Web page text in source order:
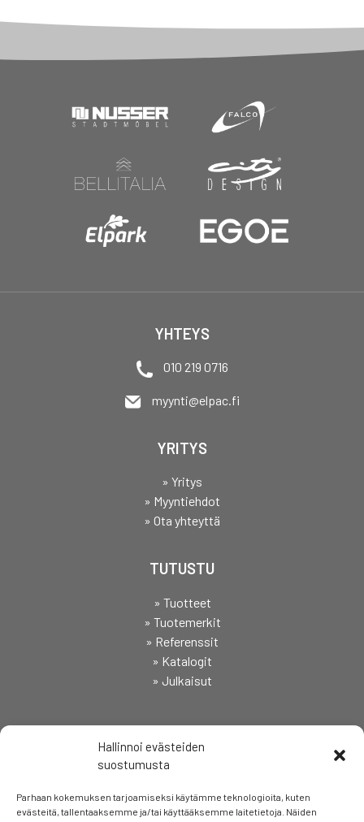
Hallinnoi evästeiden
suostumusta
Parhaan kokemuksen tarjoamiseksi käytämme teknologioita, kuten
evästeitä, tallentaaksemme ja/tai käyttääksemme laitetietoja. Näiden
YHTEYS
010 219 0716
myynti@elpac.fi
YRITYS
» Yritys
» Myyntiehdot
» Ota yhteyttä
TUTUSTU
» Tuotteet
» Tuotemerkit
» Referenssit
» Katalogit
» Julkaisut
SEURAA